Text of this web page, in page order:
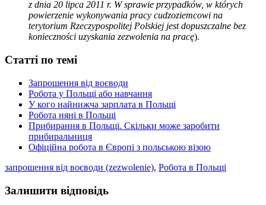
z dnia 20 lipca 2011 r. W sprawie przypadków, w których
powierzenie wykonywania pracy cudzoziemcowi na
terytorium Rzeczypospolitej Polskiej jest dopuszczalne bez
konieczności uzyskania zezwolenia na pracę).
Статті по темі
Запрошення від воєводи
Робота у Польщі або навчання
У кого найнижча зарплата в Польщі
Робота няні в Польщі
Прибирання в Польщі. Скільки може заробити
прибиральниця
Офіційна робота в Європі з польською візою
запрошення від воєводи (zezwolenie), Робота в Польщі
Залишити відповідь